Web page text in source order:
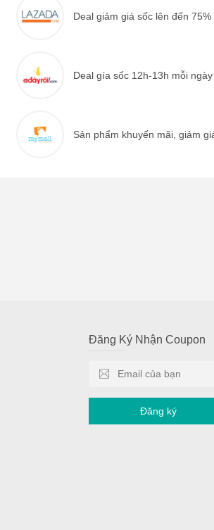
Deal giảm giá sốc lên đến 75%
Deal gía sốc 12h-13h mỗi ngày
Sản phẩm khuyến mãi, giảm giá
Đăng Ký Nhận Coupon
Đăng ký